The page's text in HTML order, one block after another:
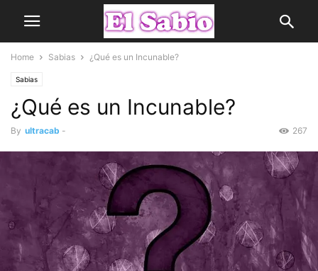
Home Sabias ¿Qué es un Incunable?
Sabias
¿Qué es un Incunable?
By ultracab - 267